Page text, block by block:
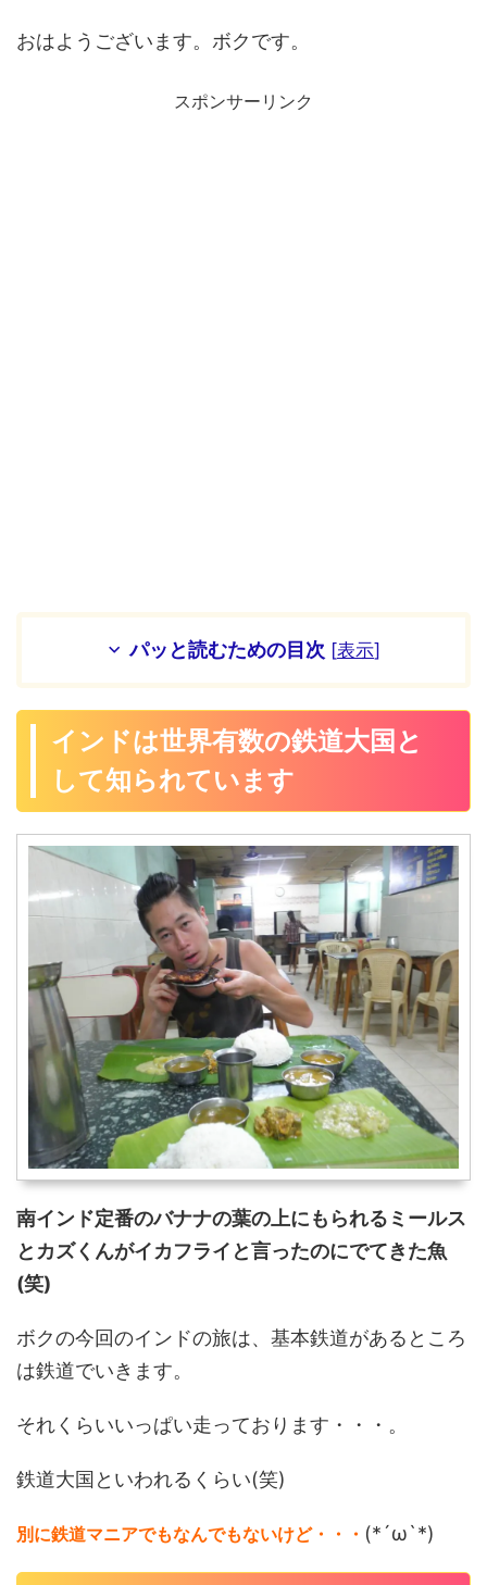
おはようございます。ボクです。
スポンサーリンク
パッと読むための目次 [表示]
インドは世界有数の鉄道大国と
して知られています
南インド定番のバナナの葉の上にもられるミールス
とカズくんがイカフライと言ったのにでてきた魚
(笑)
ボクの今回のインドの旅は、基本鉄道があるところ
は鉄道でいきます。
それくらいいっぱい走っております・・・。
鉄道大国といわれるくらい(笑)
別に鉄道マニアでもなんでもないけど・・・ (*´ω`*)